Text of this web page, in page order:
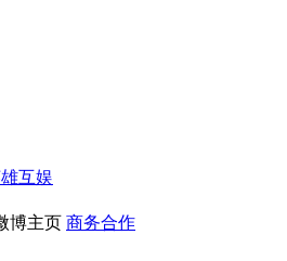
互娱
博主页 商务合作